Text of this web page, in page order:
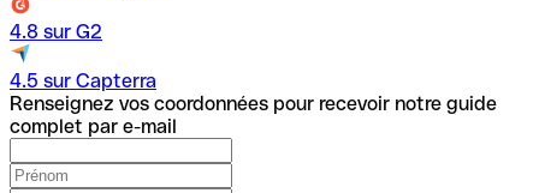
4.8 sur G2
4.5 sur Capterra
Renseignez vos coordonnées pour recevoir notre guide
complet par e-mail